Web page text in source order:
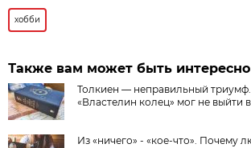
хобби
Также вам может быть интересно
Толкиен — неправильный
«Властелин колец» мог не выйти
Из «ничего» - «кое-что». Почему